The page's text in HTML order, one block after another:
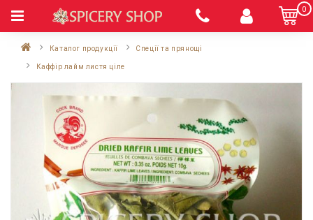
0
Каталог продукції Спеції та прянощі
Каффір лайм листя ціле